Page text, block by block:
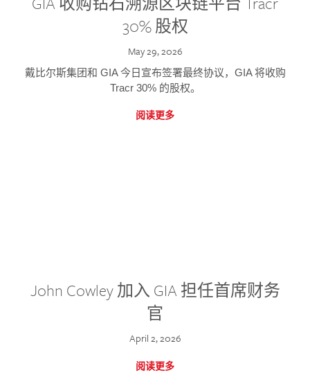
30% 股权
May 29, 2026
戴比尔斯集团和 GIA 今日宣布签署最终协议，GIA 将收购
Tracr 30% 的股权。
阅读更多
John Cowley 加入 GIA 担任首席财务
官
April 2, 2026
阅读更多